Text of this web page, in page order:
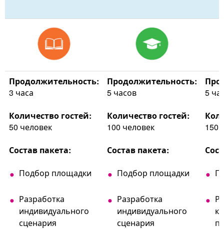
Продолжительность:
3 часа
Количество гостей:
50 человек
Состав пакета:
Подбор площадки
Разработка
индивидуального
сценария
Продолжительность:
5 часов
Количество гостей:
100 человек
Состав пакета:
Подбор площадки
Разработка
индивидуального
сценария
5
150